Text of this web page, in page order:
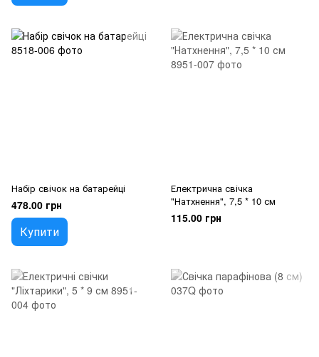
Набір свічок на батарейці
478.00 грн
Купити
Електрична свічка
"Натхнення", 7,5 * 10 см
115.00 грн